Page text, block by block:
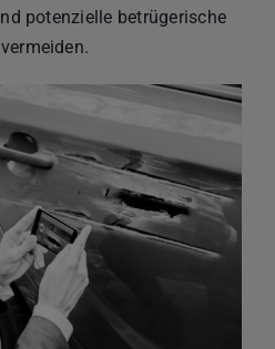
potenzielle betrügerische